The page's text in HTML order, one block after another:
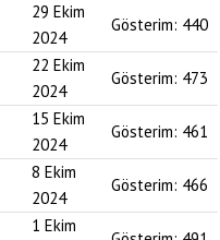
29 Ekim
2024
Gösterim: 440
22 Ekim
2024
Gösterim: 473
15 Ekim
2024
Gösterim: 461
8 Ekim
2024
Gösterim: 466
1 Ekim